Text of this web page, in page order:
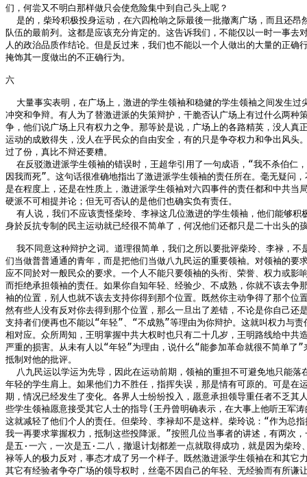
们，何尝又不明白那样做只会使危险集中到自己头上呢？
是的，柴玲积极投身运动，在六四枪响之际最後一批撤离广场，而且还昂
队伍的最前列。这都是应该充分肯定的。这告诉我们，不能仅以一时一事去
人的政治品质作结论。但是反过来，我们也不能以一个人做出的大量的正确
掩饰其一度做出的不正确行为。
六
大量事实表明，在广场上，激进的学生领袖和稳健的学生领袖之间发生过
冲突和争辩。有人为了替激进派的失策辩护，干脆否认广场上有过什么两种
争，他们说广场上只有权力之争。那等於是说，广场上的各路精英，没人真
运动的成败得失，没人在乎民众的自由安全，有的只是争夺权力和争出风头
过了份，真比不辩还要糟。
在反驳激进派学生领袖的错误时，王超华引用了一句成语，“我不杀伯仁
因我而死”。这句话很准确地指出了激进派学生领袖的责任所在。毫无疑问，
是在程度上，还是在性质上，激进派学生领袖对六四事件的责任都和中共当
硬派不可相提并论；但无可否认的是他们也确实负有责任。
有人说，我们不应该责怪柴玲、李禄这几位激进的学生领袖，他们能够积
身於反抗专制的民主运动就已经很不简单了，何况他们还都只是二十出头的
我不同意这种辩护之词。道理很简单，我们之所以要批评柴玲、李禄，不
们当做普普通通的青年，而是把他们当做八九民运的重要领袖。对领袖的要
应不同於对一般民众的要求。一个人不能只要领袖的头衔、荣誉、权力或影
而拒绝承担领袖的责任。如果你自知年轻、经验少、不成熟，你就不该去争
袖的位置，别人也就不该去支持你得到那个位置。既然你主动争得了那个位
然有些人没有反对你去得到那个位置，那么一旦出了差错，不论是你自己还
支持者们便再也不能以“年轻”、“不成熟”等理由为你辩护。这就叫权力与责
相对应。众所周知，王明掌握中共大权时也只有二十几岁，王明路线给中共
严重的损害。从未有人以“年轻”为理由，说什么“能参加革命就很不简单了”
抵制对他的批评。
八九民运以学运为先导，因此在运动前期，领袖的重担不可避免地只能落
年轻的学生肩上。如果他们力不胜任，指挥失误，那是情有可原的。可是在
期，情况已经发生了变化。各界人士纷纷投入，愿意承担领导重任者不乏其
些学生领袖愿意接受其它人士的指导(王丹曾明确表示，在大事上他听王军
这就减轻了他们个人的责任。但柴玲、李禄却不是这样。柴玲说：“作为总指
我一再要求掌握权力，抵制这些投降派。”按照几位当事者的讲述，有两次，
是五·一六，一次是五·二八，撤退计划都差一点就取得成功，就是因为柴玲
禄等人的极力反对，事态才成了另一个样子。既然激进派学生领袖在和其它
其它有经验者争夺广场的领导权时，丝毫不因自己的年轻、无经验而有所谦